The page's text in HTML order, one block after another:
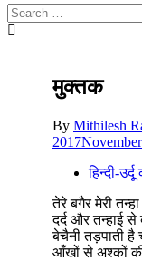
Search
for:
मुक्तक
By Mithilesh
2017
हिन्दी-
तेरे बगैर मेरी
दर्द और तन्हाई
बेचैनी तड़पाती है
आँखों से अश्कों